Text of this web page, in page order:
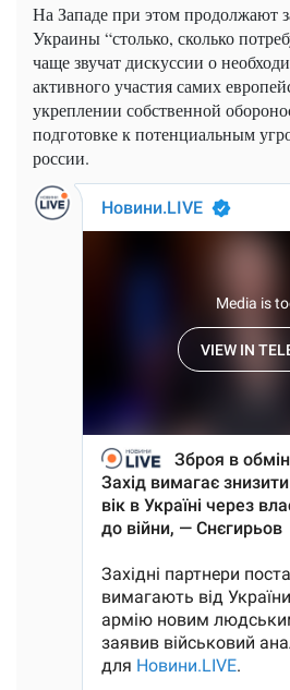
На Западе при этом продолжают
Украины “столько, сколько
чаще звучат дискуссии о
активного участия самих
укреплении собственной
подготовке к потенциальным
россии.